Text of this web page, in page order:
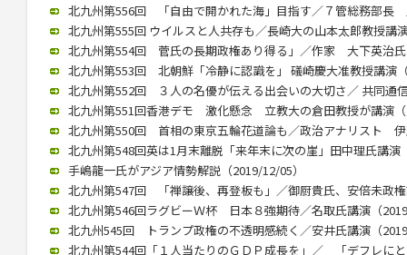
北九州第556回 「自由で開かれた海」目指す／７管総務部長
北九州第555回 ウイルスと人共存も／長崎大の山本太郎教授講
北九州第554回 菅氏の長期政権あり得る」／作家 大下英治
北九州第553回 北朝鮮「冷静に認識を」 礒崎慶大准教授講演
北九州第552回 ３人の名優が伝える出会いの大切さ／ 共同通
北九州第551回香港デモ 激化懸念 立教大の倉田教授が講演
北九州第550回 首相の東京五輪花道論も／政治アナリスト
北九州第548回英は1月末離脱「来年末に次の崖」田中理氏講演
手嶋龍一氏がアジア情勢解説（2019/12/05）
北九州第547回 「禅譲後、再登板も」／御厨貴氏、安倍未政
北九州第546回ラグビーＷ杯 日本８強期待／名取氏講演（
北九州545回 トランプ政権の不透明感続く／安井氏講演（
北九州第544回「１人当たりのＧＤＰ成長を」／＿「デフレに